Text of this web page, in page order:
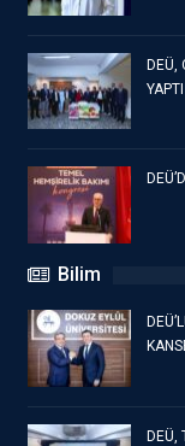
DEÜ,
YAPTI
Bilim
DEÜ,